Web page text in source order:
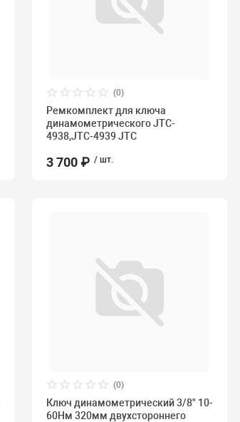
(0)
Ремкомплект для ключа
динамометрического JTC-
4938,JTC-4939 JTC
3 700 ₽ / шт.
(0)
Ключ динамометрический 3/8" 10-
60Нм 320мм двухстороннего